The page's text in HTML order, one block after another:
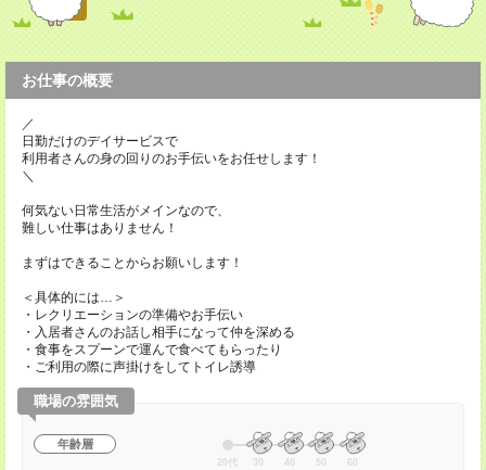
お仕事の概要
／
日勤だけのデイサービスで
利用者さんの身の回りのお手伝いをお任せします！
＼
何気ない日常生活がメインなので、
難しい仕事はありません！
まずはできることからお願いします！
＜具体的には…＞
・レクリエーションの準備やお手伝い
・入居者さんのお話し相手になって仲を深める
・食事をスプーンで運んで食べてもらったり
・ご利用の際に声掛けをしてトイレ誘導
職場の雰囲気
年齢層
20代 30 40 50 60